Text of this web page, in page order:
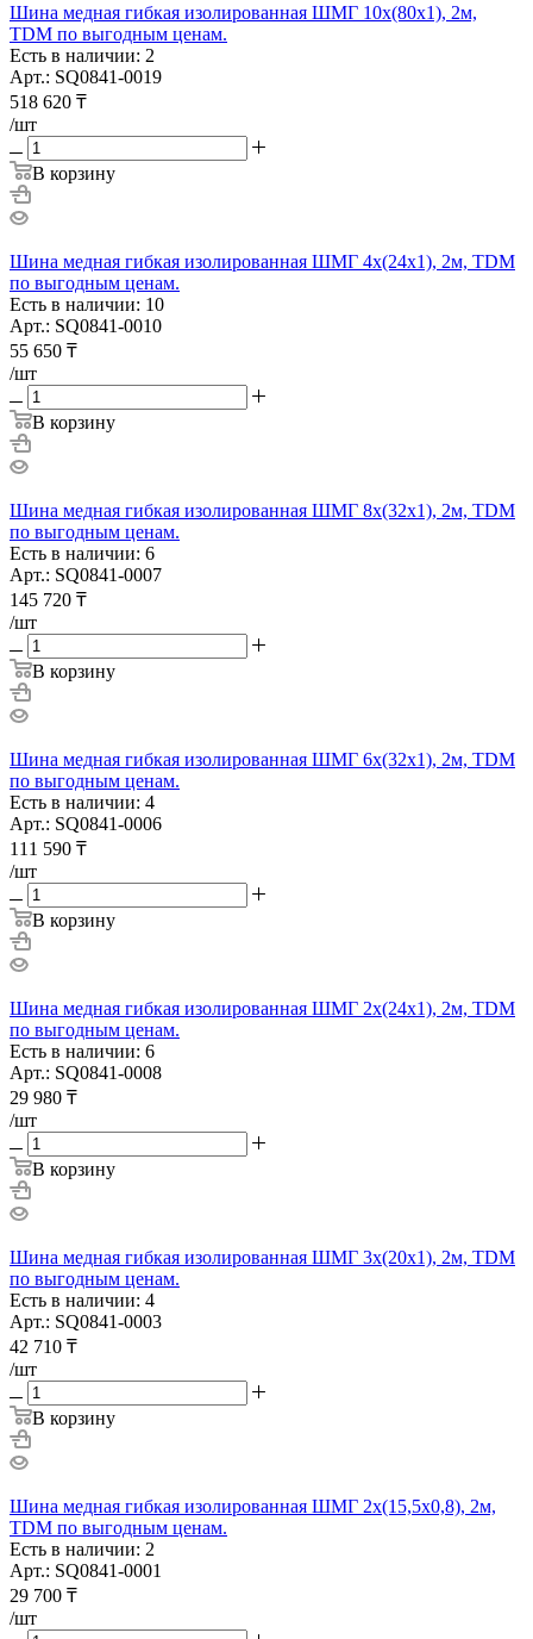
Шина медная гибкая изолированная ШМГ 10х(80х1), 2м,
TDM по выгодным ценам.
Есть в наличии: 2
Арт.: SQ0841-0019
518 620 ₸
/шт
В корзину
Шина медная гибкая изолированная ШМГ 4х(24х1), 2м, TDM
по выгодным ценам.
Есть в наличии: 10
Арт.: SQ0841-0010
55 650 ₸
/шт
В корзину
Шина медная гибкая изолированная ШМГ 8х(32х1), 2м, TDM
по выгодным ценам.
Есть в наличии: 6
Арт.: SQ0841-0007
145 720 ₸
/шт
В корзину
Шина медная гибкая изолированная ШМГ 6х(32х1), 2м, TDM
по выгодным ценам.
Есть в наличии: 4
Арт.: SQ0841-0006
111 590 ₸
/шт
В корзину
Шина медная гибкая изолированная ШМГ 2х(24х1), 2м, TDM
по выгодным ценам.
Есть в наличии: 6
Арт.: SQ0841-0008
29 980 ₸
/шт
В корзину
Шина медная гибкая изолированная ШМГ 3х(20х1), 2м, TDM
по выгодным ценам.
Есть в наличии: 4
Арт.: SQ0841-0003
42 710 ₸
/шт
В корзину
Шина медная гибкая изолированная ШМГ 2х(15,5х0,8), 2м,
TDM по выгодным ценам.
Есть в наличии: 2
Арт.: SQ0841-0001
29 700 ₸
/шт